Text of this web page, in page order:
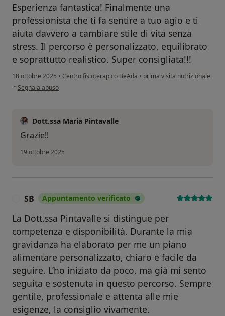
Esperienza fantastica! Finalmente una
professionista che ti fa sentire a tuo agio e ti
aiuta davvero a cambiare stile di vita senza
stress. Il percorso è personalizzato, equilibrato
e soprattutto realistico. Super consigliata!!!
18 ottobre 2025 • Centro fisioterapico BeAda • prima visita nutrizionale
• secondo l'opinione dell'utente A.G.
Segnala abuso
Dott.ssa Maria Pintavalle
Grazie!!
19 ottobre 2025
SB Appuntamento verificato
La Dott.ssa Pintavalle si distingue per
competenza e disponibilità. Durante la mia
gravidanza ha elaborato per me un piano
alimentare personalizzato, chiaro e facile da
seguire. L’ho iniziato da poco, ma già mi sento
seguita e sostenuta in questo percorso. Sempre
gentile, professionale e attenta alle mie
esigenze, la consiglio vivamente.